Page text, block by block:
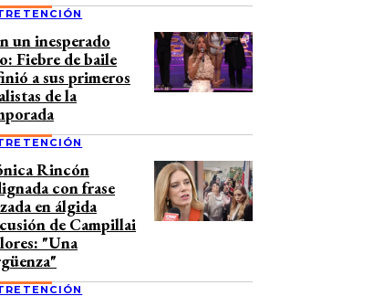
un inesperado
Fiebre de baile
a sus primeros
de la
Rincón
con frase
en álgida
de Campillai
"Una